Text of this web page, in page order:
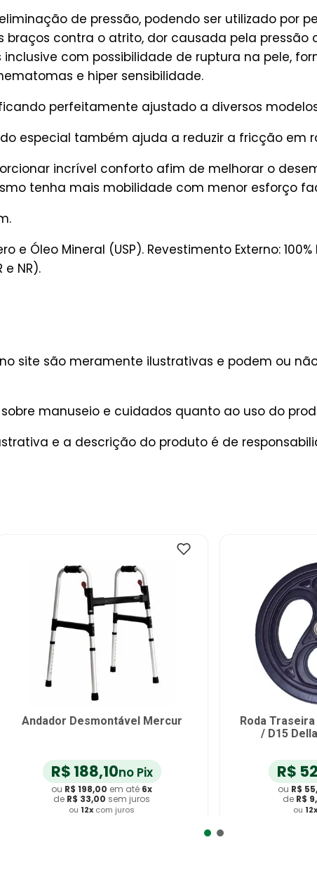
de pressão, podendo ser utilizado por
braços contra o atrito, dor causada pela
com possibilidade de ruptura na pele,
e hiper sensibilidade.
perfeitamente ajustado a diversos
especial também ajuda a reduzir a fricção em
incrível conforto afim de melhorar o
tenha mais mobilidade com menor esforço
e Óleo Mineral (USP). Revestimento Externo:
e NR).
site são meramente ilustrativas e podem ou
manuseio e cuidados quanto ao uso do
e a descrição do produto é de
Andador Desmontável Mercur
R$ 188,10no Pix
ou R$ 198,00 em até 6x
de R$ 33,00 sem juros
ou 12x com juros
Roda
/ D15
R$ 52
ou R$ 55,
de R$ 9,
ou 12x